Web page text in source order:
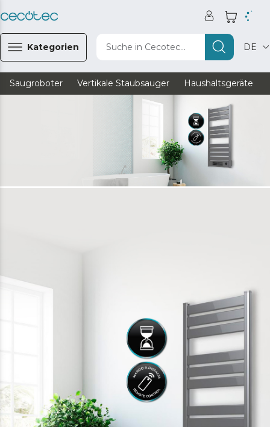
Kategorien Suche in Cecotec... DE
Saugroboter Vertikale Staubsauger Haushaltsgeräte